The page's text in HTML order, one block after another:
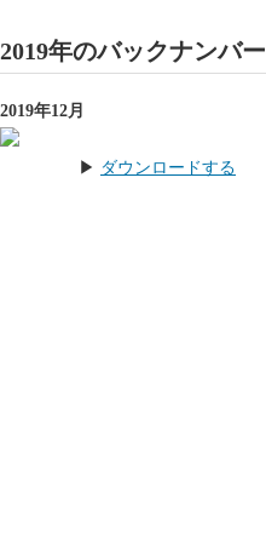
2019年のバックナンバー
2019年12月
▶︎ ダウンロードする